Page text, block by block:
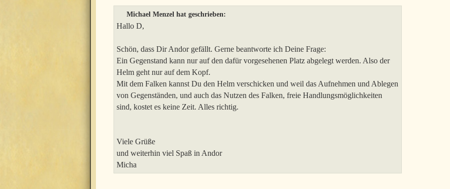
Michael Menzel hat geschrieben:
Hallo D,
Schön, dass Dir Andor gefällt. Gerne beantworte ich Deine Frage:
Ein Gegenstand kann nur auf den dafür vorgesehenen Platz abgelegt werden. Also der
Helm geht nur auf dem Kopf.
Mit dem Falken kannst Du den Helm verschicken und weil das Aufnehmen und Ablegen
von Gegenständen, und auch das Nutzen des Falken, freie Handlungsmöglichkeiten
sind, kostet es keine Zeit. Alles richtig.
Viele Grüße
und weiterhin viel Spaß in Andor
Micha